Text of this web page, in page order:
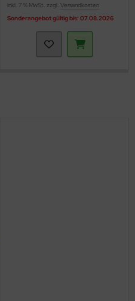
inkl. 7 % MwSt. zzgl. Versandkosten
Sonderangebot gültig bis: 07.08.2026